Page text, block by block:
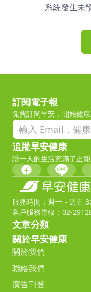
系統發生未
訂閱電子報
免費訂閱早安，開始健康
追蹤早安健康
讓一天的生活充滿了正
服務時間：週一～週五
客戶服務專線：02-
文章分類
關於早安健康
關於我們
聯絡我們
廣告刊登